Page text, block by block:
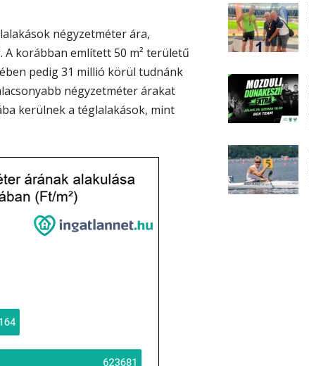
négyzetméter ára,
A korábban említett 50 m² területű
pedig 31 millió körül tudnánk
négyzetméter árakat
kerülnek a téglalakások, mint